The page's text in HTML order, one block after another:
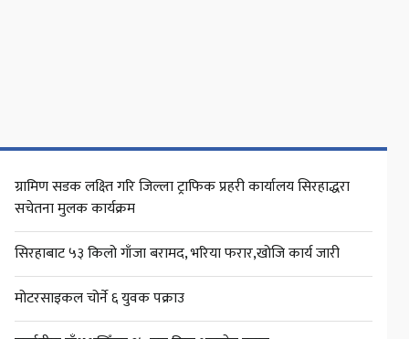
ग्रामिण सडक लक्ष्ति गरि जिल्ला ट्राफिक प्रहरी कार्यालय सिरहाद्धरा
सचेतना मुलक कार्यक्रम
सिरहाबाट ५३ किलो गाँजा बरामद, भरिया फरार,खोजि कार्य जारी
मोटरसाइकल चोर्ने ६ युवक पक्राउ